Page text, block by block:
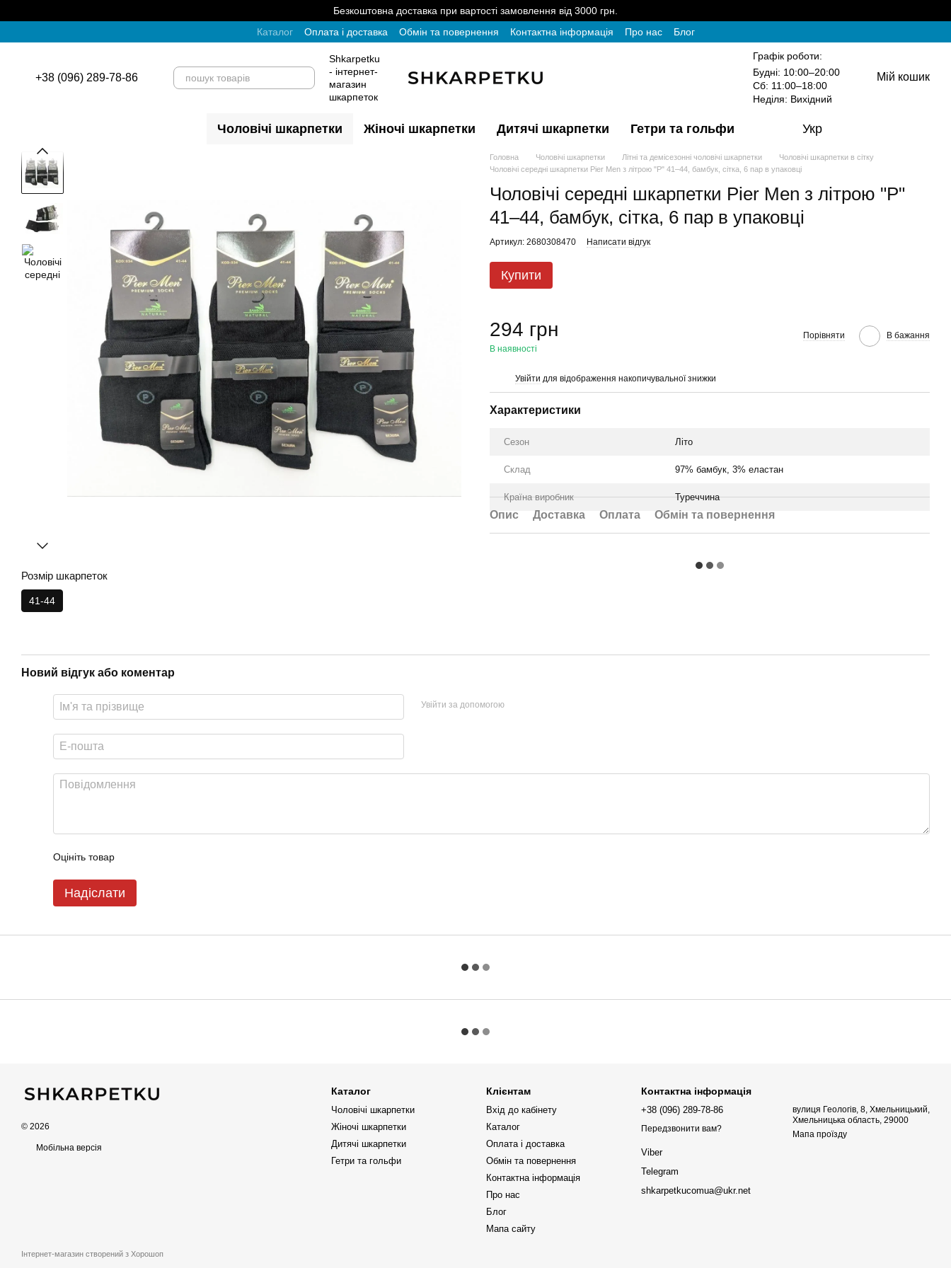
Безкоштовна доставка при вартості замовлення від 3000 грн.
Каталог
Оплата і доставка Обмін та повернення Контактна інформація Про нас Блог
+38 (096) 289-78-86
Shkarpetku
- інтернет-
магазин
шкарпеток
Графік роботи:
Будні: 10:00–20:00
Сб: 11:00–18:00
Неділя: Вихідний
Мій кошик
Чоловічі шкарпетки Жіночі шкарпетки Дитячі шкарпетки Гетри та гольфи Укр
Розмір шкарпеток
41-44
Головна Чоловічі шкарпетки Літні та демісезонні чоловічі шкарпетки
Чоловічі шкарпетки в сітку
Чоловічі середні шкарпетки Pier Men з літрою "P" 41–44, бамбук, сітка, 6 пар в упаковці
Чоловічі середні шкарпетки Pier Men з літрою "P"
41–44, бамбук, сітка, 6 пар в упаковці
Артикул: 2680308470 Написати відгук
Купити
294 грн
В наявності
Порівняти В бажання
Увійти для відображення накопичувальної знижки
Характеристики
Сезон Літо
Склад 97% бамбук, 3% еластан
Країна виробник Туреччина
Опис Доставка Оплата Обмін та повернення
Новий відгук або коментар
Увійти за допомогою
Оцініть товар
Надіслати
© 2026
Мобільна версія
Інтернет-магазин створений з Хорошоп
Каталог
Чоловічі шкарпетки
Жіночі шкарпетки
Дитячі шкарпетки
Гетри та гольфи
Клієнтам
Вхід до кабінету
Каталог
Оплата і доставка
Обмін та повернення
Контактна інформація
Про нас
Блог
Мапа сайту
Контактна інформація
+38 (096) 289-78-86
Передзвонити вам?
Viber
Telegram
shkarpetkucomua@ukr.net
вулиця Геологів, 8, Хмельницький,
Хмельницька область, 29000
Мапа проїзду